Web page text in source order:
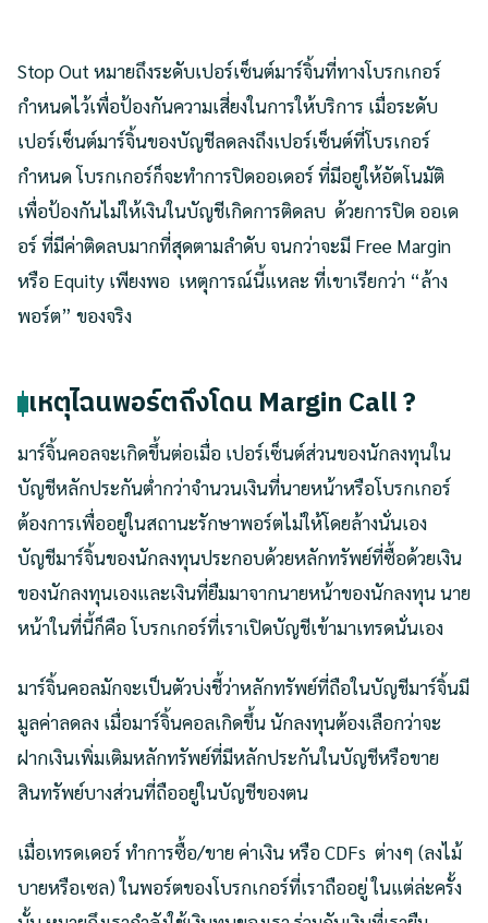
Stop Out หมายถึงระดับเปอร์เซ็นต์มาร์จิ้นที่ทางโบรกเกอร์
กำหนดไว้เพื่อป้องกันความเสี่ยงในการให้บริการ เมื่อระดับ
เปอร์เซ็นต์มาร์จิ้นของบัญชีลดลงถึงเปอร์เซ็นต์ที่โบรเกอร์
กำหนด โบรกเกอร์ก็จะทำการปิดออเดอร์ ที่มีอยู่ให้อัตโนมัติ
เพื่อป้องกันไม่ให้เงินในบัญชีเกิดการติดลบ ด้วยการปิด ออเด
อร์ ที่มีค่าติดลบมากที่สุดตามลำดับ จนกว่าจะมี Free Margin
หรือ Equity เพียงพอ เหตุการณ์นี้แหละ ที่เขาเรียกว่า “ล้าง
พอร์ต” ของจริง
เหตุไฉนพอร์ตถึงโดน Margin Call ?
มาร์จิ้นคอลจะเกิดขึ้นต่อเมื่อ เปอร์เซ็นต์ส่วนของนักลงทุนใน
บัญชีหลักประกันต่ำกว่าจำนวนเงินที่นายหน้าหรือโบรกเกอร์
ต้องการเพื่ออยู่ในสถานะรักษาพอร์ตไม่ให้โดยล้างนั่นเอง
บัญชีมาร์จิ้นของนักลงทุนประกอบด้วยหลักทรัพย์ที่ซื้อด้วยเงิน
ของนักลงทุนเองและเงินที่ยืมมาจากนายหน้าของนักลงทุน นาย
หน้าในที่นี้ก็คือ โบรกเกอร์ที่เราเปิดบัญชีเข้ามาเทรดนั่นเอง
มาร์จิ้นคอลมักจะเป็นตัวบ่งชี้ว่าหลักทรัพย์ที่ถือในบัญชีมาร์จิ้นมี
มูลค่าลดลง เมื่อมาร์จิ้นคอลเกิดขึ้น นักลงทุนต้องเลือกว่าจะ
ฝากเงินเพิ่มเติมหลักทรัพย์ที่มีหลักประกันในบัญชีหรือขาย
สินทรัพย์บางส่วนที่ถืออยู่ในบัญชีของตน
เมื่อเทรดเดอร์ ทำการซื้อ/ขาย ค่าเงิน หรือ CDFs ต่างๆ (ลงไม้
บายหรือเซล) ในพอร์ตของโบรกเกอร์ที่เราถืออยู่ ในแต่ล่ะครั้ง